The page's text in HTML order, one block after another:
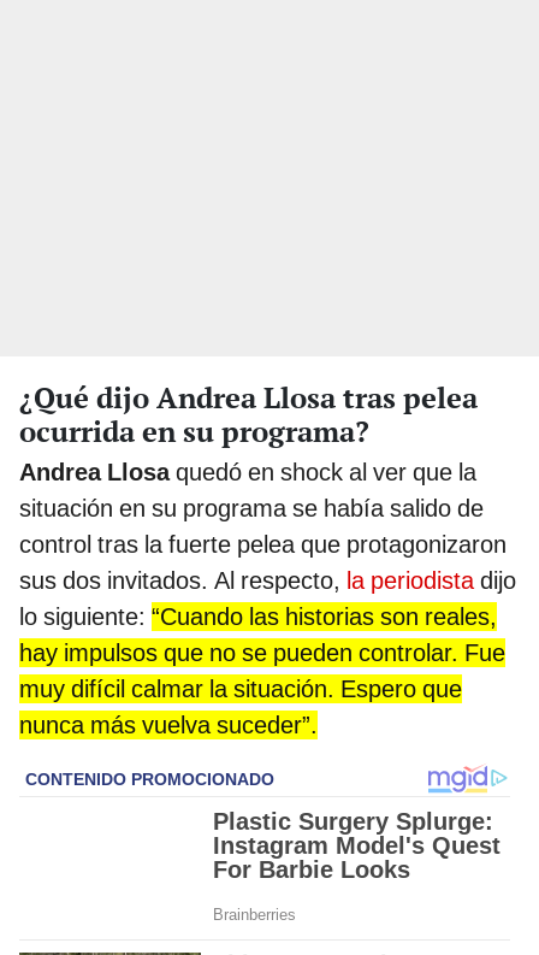
¿Qué dijo Andrea Llosa tras pelea
ocurrida en su programa?
Andrea Llosaquedó en shock al ver que la
situación en su programa se había salido de
control tras la fuerte pelea que protagonizaron
sus dos invitados. Al respecto, la periodistadijo
lo siguiente: “Cuando las historias son reales,
hay impulsos que no se pueden controlar. Fue
muy difícil calmar la situación. Espero que
nunca más vuelva suceder”.